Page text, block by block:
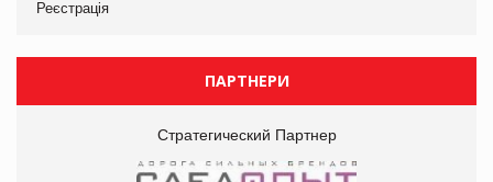
Реєстрація
ПАРТНЕРИ
Стратегический Партнер